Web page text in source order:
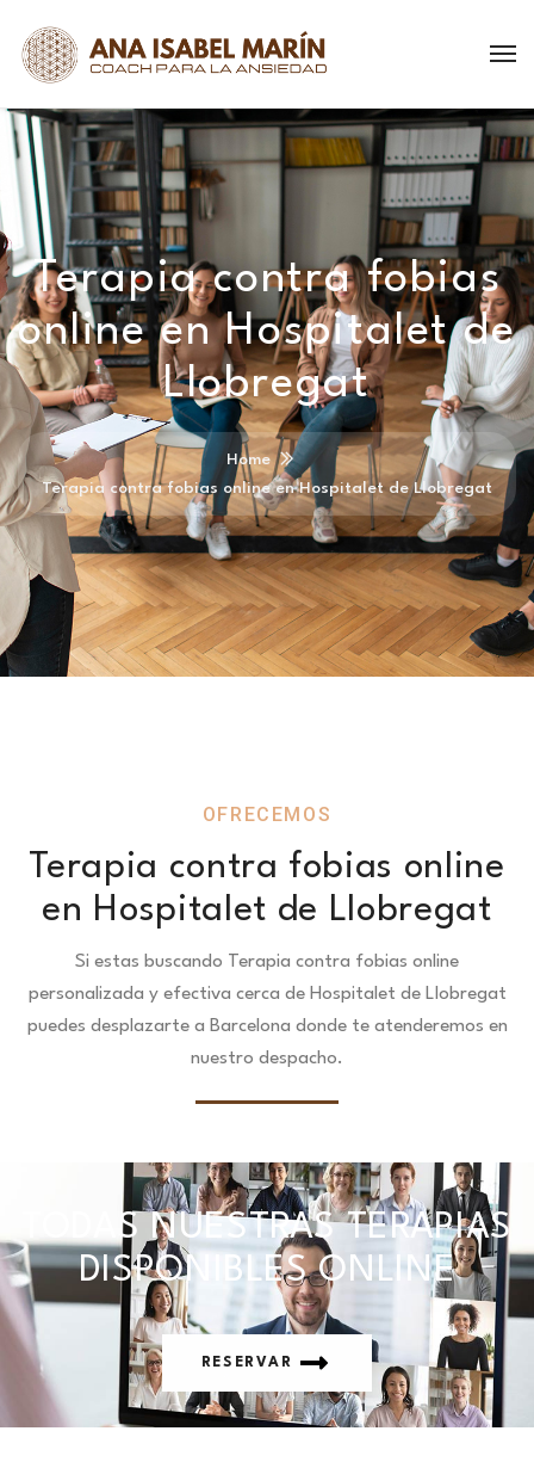
Terapia contra fobias
online en Hospitalet de
Llobregat
Home
Terapia contra fobias online en Hospitalet de Llobregat
OFRECEMOS
Terapia contra fobias online
en Hospitalet de Llobregat
Si estas buscando Terapia contra fobias online
personalizada y efectiva cerca de Hospitalet de Llobregat
puedes desplazarte a Barcelona donde te atenderemos en
nuestro despacho.
TODAS NUESTRAS TERAPIAS
DISPONIBLES ONLINE
RESERVAR